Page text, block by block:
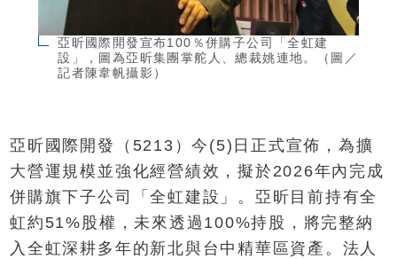
亞昕國際開發宣布100％併購子公司「全虹建
設」，圖為亞昕集團掌舵人、總裁姚連地。（圖／
記者陳韋帆攝影）
亞昕國際開發（5213）今(5)日正式宣佈，為擴
大營運規模並強化經營績效，擬於2026年內完成
併購旗下子公司「全虹建設」。亞昕目前持有全
虹約51%股權，未來透過100%持股，將完整納
入全虹深耕多年的新北與台中精華區資產。法人